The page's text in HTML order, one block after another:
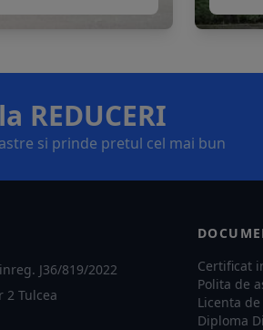
REDUCERI
si prinde pretul cel mai bun
J36/819/2022
2 Tulcea
Certificat
Polita de
Licenta
Diploma